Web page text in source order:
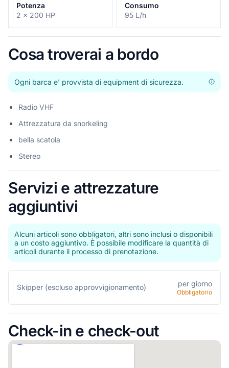
Potenza
2 x 200 HP
Consumo
95 L/h
Cosa troverai a bordo
Ogni barca e' provvista di equipment di sicurezza.
Radio VHF
Attrezzatura da snorkeling
bella scatola
Stereo
Servizi e attrezzature
aggiuntivi
Alcuni articoli sono obbligatori, altri sono inclusi o disponibili
a un costo aggiuntivo. È possibile modificare la quantità di
articoli durante il processo di prenotazione.
Skipper (escluso approvvigionamento) per giorno
Obbligatorio
Check-in e check-out